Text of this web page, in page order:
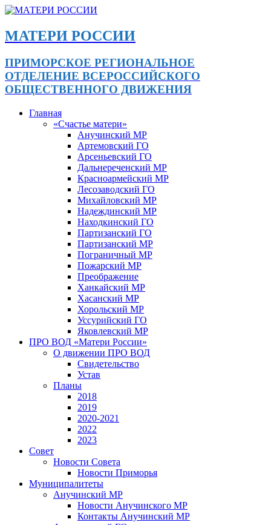
МАТЕРИ РОССИИ
ПРИМОРСКОЕ РЕГИОНАЛЬНОЕ
ОТДЕЛЕНИЕ ВСЕРОССИЙСКОГО
ОБЩЕСТВЕННОГО ДВИЖЕНИЯ
Главная
«Счастье матери»
Анучинский МР
Артемовский ГО
Арсеньевский ГО
Дальнереченский МР
Красноармейский МР
Лесозаводский ГО
Михайловский МР
Надеждинский МР
Находкинский ГО
Партизанский ГО
Партизанский МР
Пограничный МР
Пожарский МР
Преображение
Ханкайский МР
Хасанский МР
Хорольский МР
Уссурийский ГО
Яковлевский МР
ПРО ВОД «Матери России»
О движении ПРО ВОД
Свидетельство
Устав
Планы
2018
2019
2020-2021
2022
2023
Совет
Новости Совета
Новости Приморья
Муниципалитеты
Анучинский МР
Новости Анучинского МР
Контакты Анучинский МР